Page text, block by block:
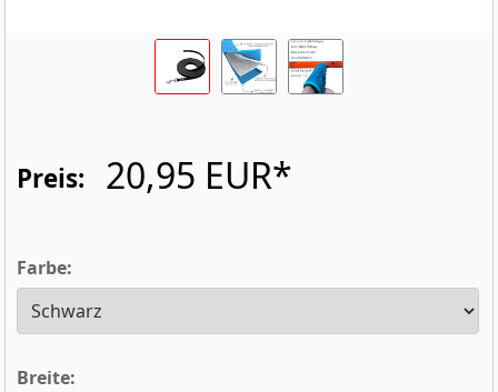
Preis: 20,95 EUR*
Farbe:
Breite: